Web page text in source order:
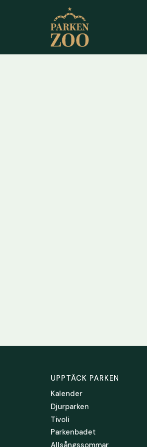
UPPTÄCK PARKEN
Kalender
Djurparken
Tivoli
Parkenbadet